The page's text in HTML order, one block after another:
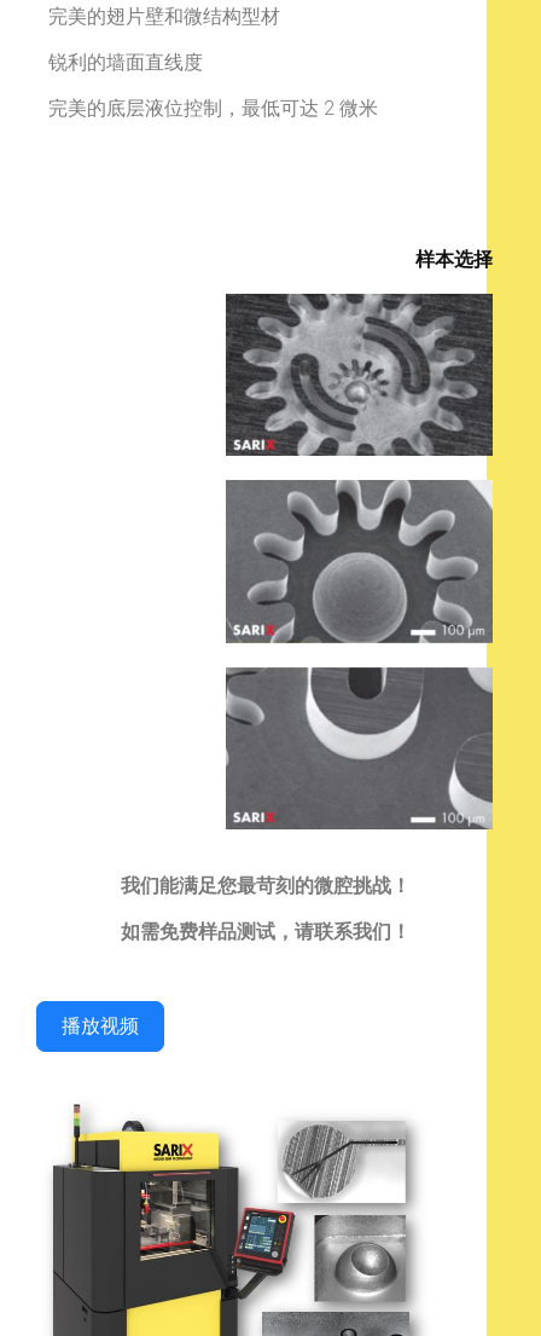
完美的翅片壁和微结构型材
锐利的墙面直线度
完美的底层液位控制，最低可达 2 微米
样本选择
我们能满足您最苛刻的微腔挑战！
如需免费样品测试，请联系我们！
播放视频